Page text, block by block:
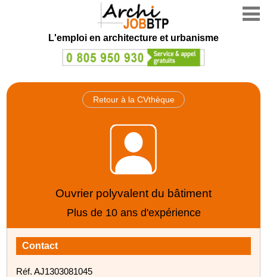
L'emploi en architecture et urbanisme
Retour à la CVthèque
Ouvrier polyvalent du bâtiment
Plus de 10 ans d'expérience
Contact
Réf. AJ1303081045